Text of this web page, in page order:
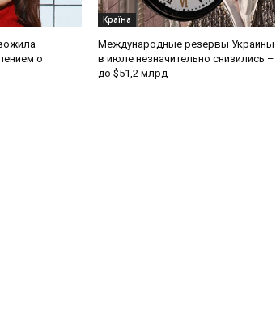
о
Країна
Международные резервы Украины
в июле незначительно снизились –
до $51,2 млрд